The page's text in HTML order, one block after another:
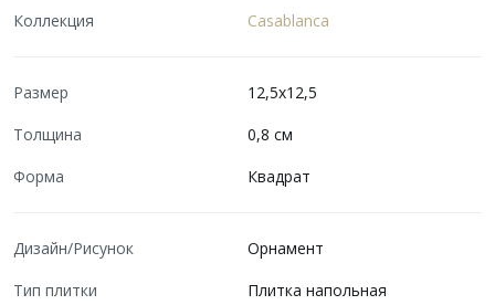
Коллекция
Casablanca
Размер
12,5x12,5
Толщина
0,8 см
Форма
Квадрат
Дизайн/Рисунок
Орнамент
Тип плитки
Плитка напольная